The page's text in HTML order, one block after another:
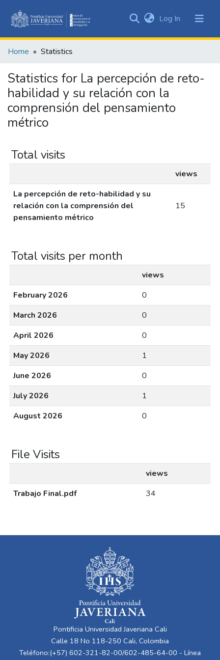
&
All of DSpace
Log In (current)
Home Statistics
Statistics for La percepción de reto-
habilidad y su relación con la
comprensión del pensamiento
métrico
Total visits
views
La percepción de reto-habilidad y su
relación con la comprensión del
pensamiento métrico
15
Total visits per month
views
February 2026
0
March 2026
0
April 2026
0
May 2026
1
June 2026
0
July 2026
1
August 2026
0
File Visits
views
Trabajo Final.pdf
34
Pontificia Universidad Javeriana Cali
Calle 18 No 118-250 Cali, Colombia
Teléfono:(+57) 602-321-82-00/602-485-64-00 - Línea